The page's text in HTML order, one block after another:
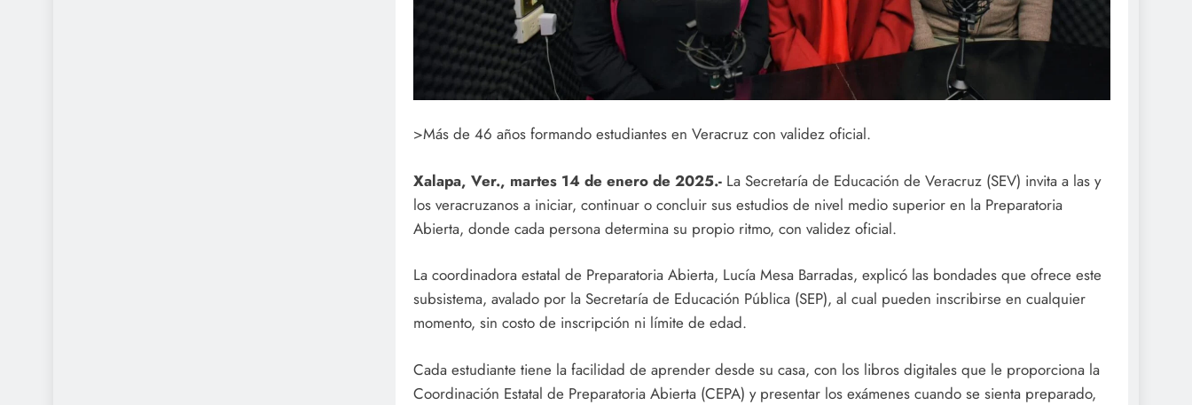
>Más de 46 años formando estudiantes en Veracruz con validez oficial.
Xalapa, Ver., martes 14 de enero de 2025.- La Secretaría de Educación de Veracruz (SEV) invita a las y
los veracruzanos a iniciar, continuar o concluir sus estudios de nivel medio superior en la Preparatoria
Abierta, donde cada persona determina su propio ritmo, con validez oficial.
La coordinadora estatal de Preparatoria Abierta, Lucía Mesa Barradas, explicó las bondades que ofrece este
subsistema, avalado por la Secretaría de Educación Pública (SEP), al cual pueden inscribirse en cualquier
momento, sin costo de inscripción ni límite de edad.
Cada estudiante tiene la facilidad de aprender desde su casa, con los libros digitales que le proporciona la
Coordinación Estatal de Preparatoria Abierta (CEPA) y presentar los exámenes cuando se sienta preparado,